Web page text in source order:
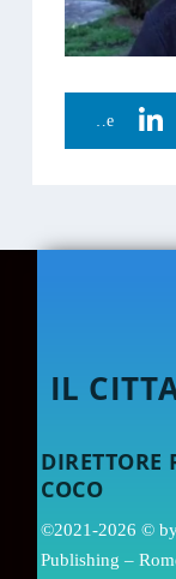
IL
DIRETTORE
COCO
©2021-2026 ©
Publishing –